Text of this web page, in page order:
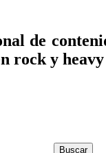
de
rock y